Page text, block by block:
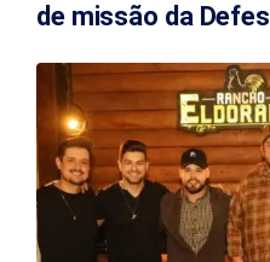
de missão da